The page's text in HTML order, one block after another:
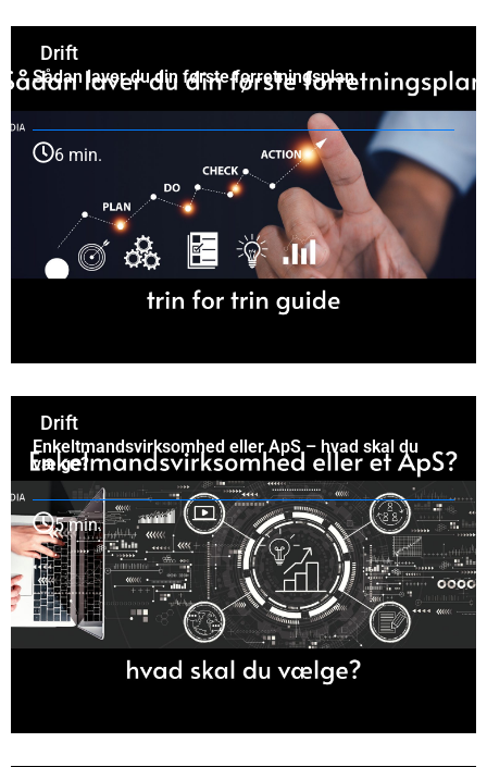
Drift
Sådan laver du din første forretningsplan
6 min.
Drift
Enkeltmandsvirksomhed eller ApS – hvad skal du
vælge?
5 min.